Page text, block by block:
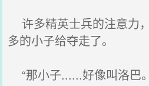
许多精英士兵的注意力
多的小子给夺走了。
“那小子......好像叫洛巴